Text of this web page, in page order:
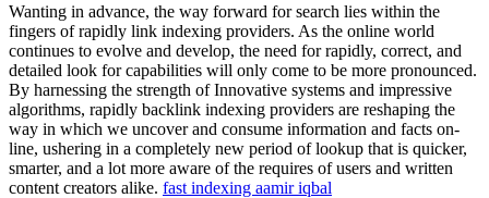
Wanting in advance, the way forward for search lies within the
fingers of rapidly link indexing providers. As the online world
continues to evolve and develop, the need for rapidly, correct, and
detailed look for capabilities will only come to be more pronounced.
By harnessing the strength of Innovative systems and impressive
algorithms, rapidly backlink indexing providers are reshaping the
way in which we uncover and consume information and facts on-
line, ushering in a completely new period of lookup that is quicker,
smarter, and a lot more aware of the requires of users and written
content creators alike. fast indexing aamir iqbal